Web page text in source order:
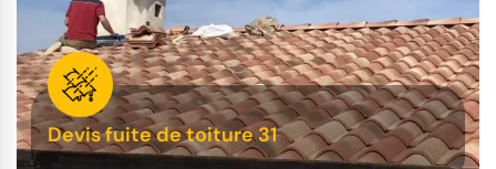
Devis fuite de toiture 31